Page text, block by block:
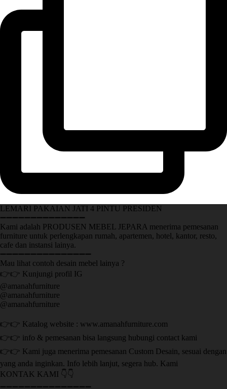
LEMARI PAKAIAN JATI 4 PINTU PRESIDEN
➖➖➖➖➖➖➖➖➖➖➖➖➖➖
Kami adalah PRODUSEN MEBEL JEPARA menerima pemesanan
furniture untuk perlengkapan rumah, apartemen, hotel, kantor, resto,
cafe dan instansi lainya.
➖➖➖➖➖➖➖➖➖➖➖➖➖➖➖
Mau lihat contoh desain mebel lainya ?
👉👉 Kunjungi profil IG
@amanahfurniture
@amanahfurniture
@amanahfurniture
👉👉 Katalog website : www.amanahfurniture.com
👉👉 info & pemesanan bisa langsung hubungi contact kami
👉👉 Kami juga menerima pemesanan Custom Desain, sesuai dengan
yang anda inginkan. Info lebih lanjut, segera hub. Kami
KONTAK KAMI 👇👇
➖➖➖➖➖➖➖➖➖➖➖➖➖➖➖ ㅤ